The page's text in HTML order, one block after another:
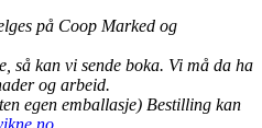
på Coop Marked og
så kan vi sende boka. Vi må da ha
og arbeid.
egen emballasje) Bestilling kan